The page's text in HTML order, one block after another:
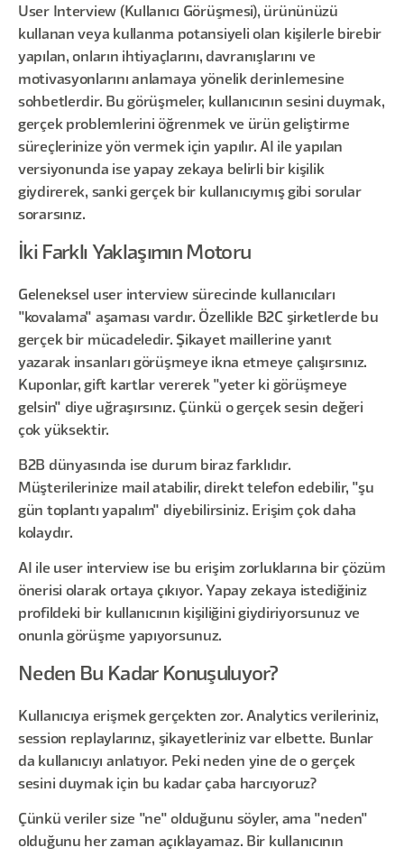
User Interview (Kullanıcı Görüşmesi), ürününüzü
kullanan veya kullanma potansiyeli olan kişilerle birebir
yapılan, onların ihtiyaçlarını, davranışlarını ve
motivasyonlarını anlamaya yönelik derinlemesine
sohbetlerdir. Bu görüşmeler, kullanıcının sesini duymak,
gerçek problemlerini öğrenmek ve ürün geliştirme
süreçlerinize yön vermek için yapılır. AI ile yapılan
versiyonunda ise yapay zekaya belirli bir kişilik
giydirerek, sanki gerçek bir kullanıcıymış gibi sorular
sorarsınız.
İki Farklı Yaklaşımın Motoru
Geleneksel user interview sürecinde kullanıcıları
"kovalama" aşaması vardır. Özellikle B2C şirketlerde bu
gerçek bir mücadeledir. Şikayet maillerine yanıt
yazarak insanları görüşmeye ikna etmeye çalışırsınız.
Kuponlar, gift kartlar vererek "yeter ki görüşmeye
gelsin" diye uğraşırsınız. Çünkü o gerçek sesin değeri
çok yüksektir.
B2B dünyasında ise durum biraz farklıdır.
Müşterilerinize mail atabilir, direkt telefon edebilir, "şu
gün toplantı yapalım" diyebilirsiniz. Erişim çok daha
kolaydır.
AI ile user interview ise bu erişim zorluklarına bir çözüm
önerisi olarak ortaya çıkıyor. Yapay zekaya istediğiniz
profildeki bir kullanıcının kişiliğini giydiriyorsunuz ve
onunla görüşme yapıyorsunuz.
Neden Bu Kadar Konuşuluyor?
Kullanıcıya erişmek gerçekten zor. Analytics verileriniz,
session replaylarınız, şikayetleriniz var elbette. Bunlar
da kullanıcıyı anlatıyor. Peki neden yine de o gerçek
sesini duymak için bu kadar çaba harcıyoruz?
Çünkü veriler size "ne" olduğunu söyler, ama "neden"
olduğunu her zaman açıklayamaz. Bir kullanıcının